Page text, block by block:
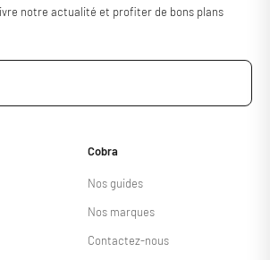
notre actualité et profiter de bons plans
Cobra
Nos guides
Nos marques
Contactez-nous